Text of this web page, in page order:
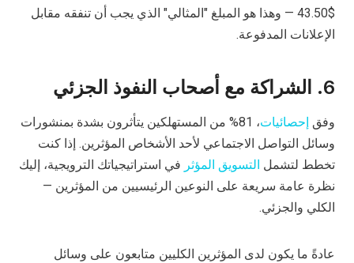
$43.50 — وهذا هو المبلغ "المثالي" الذي يجب أن تنفقه مقابل
الإعلانات المدفوعة.
6. الشراكة مع أصحاب النفوذ الجزئي
وفق إحصائيات
، 81% من المستهلكين يتأثرون بشدة بمنشورات
وسائل التواصل الاجتماعي لأحد الأشخاص المؤثرين. إذا كنت
تخطط لتشمل التسويق المؤثر في استراتيجياتك الترويجية، إليك
نظرة عامة سريعة على النوعين الرئيسيين من المؤثرين —
الكلي والجزئي.
عادةً ما يكون لدى المؤثرين الكليين متابعون على وسائل